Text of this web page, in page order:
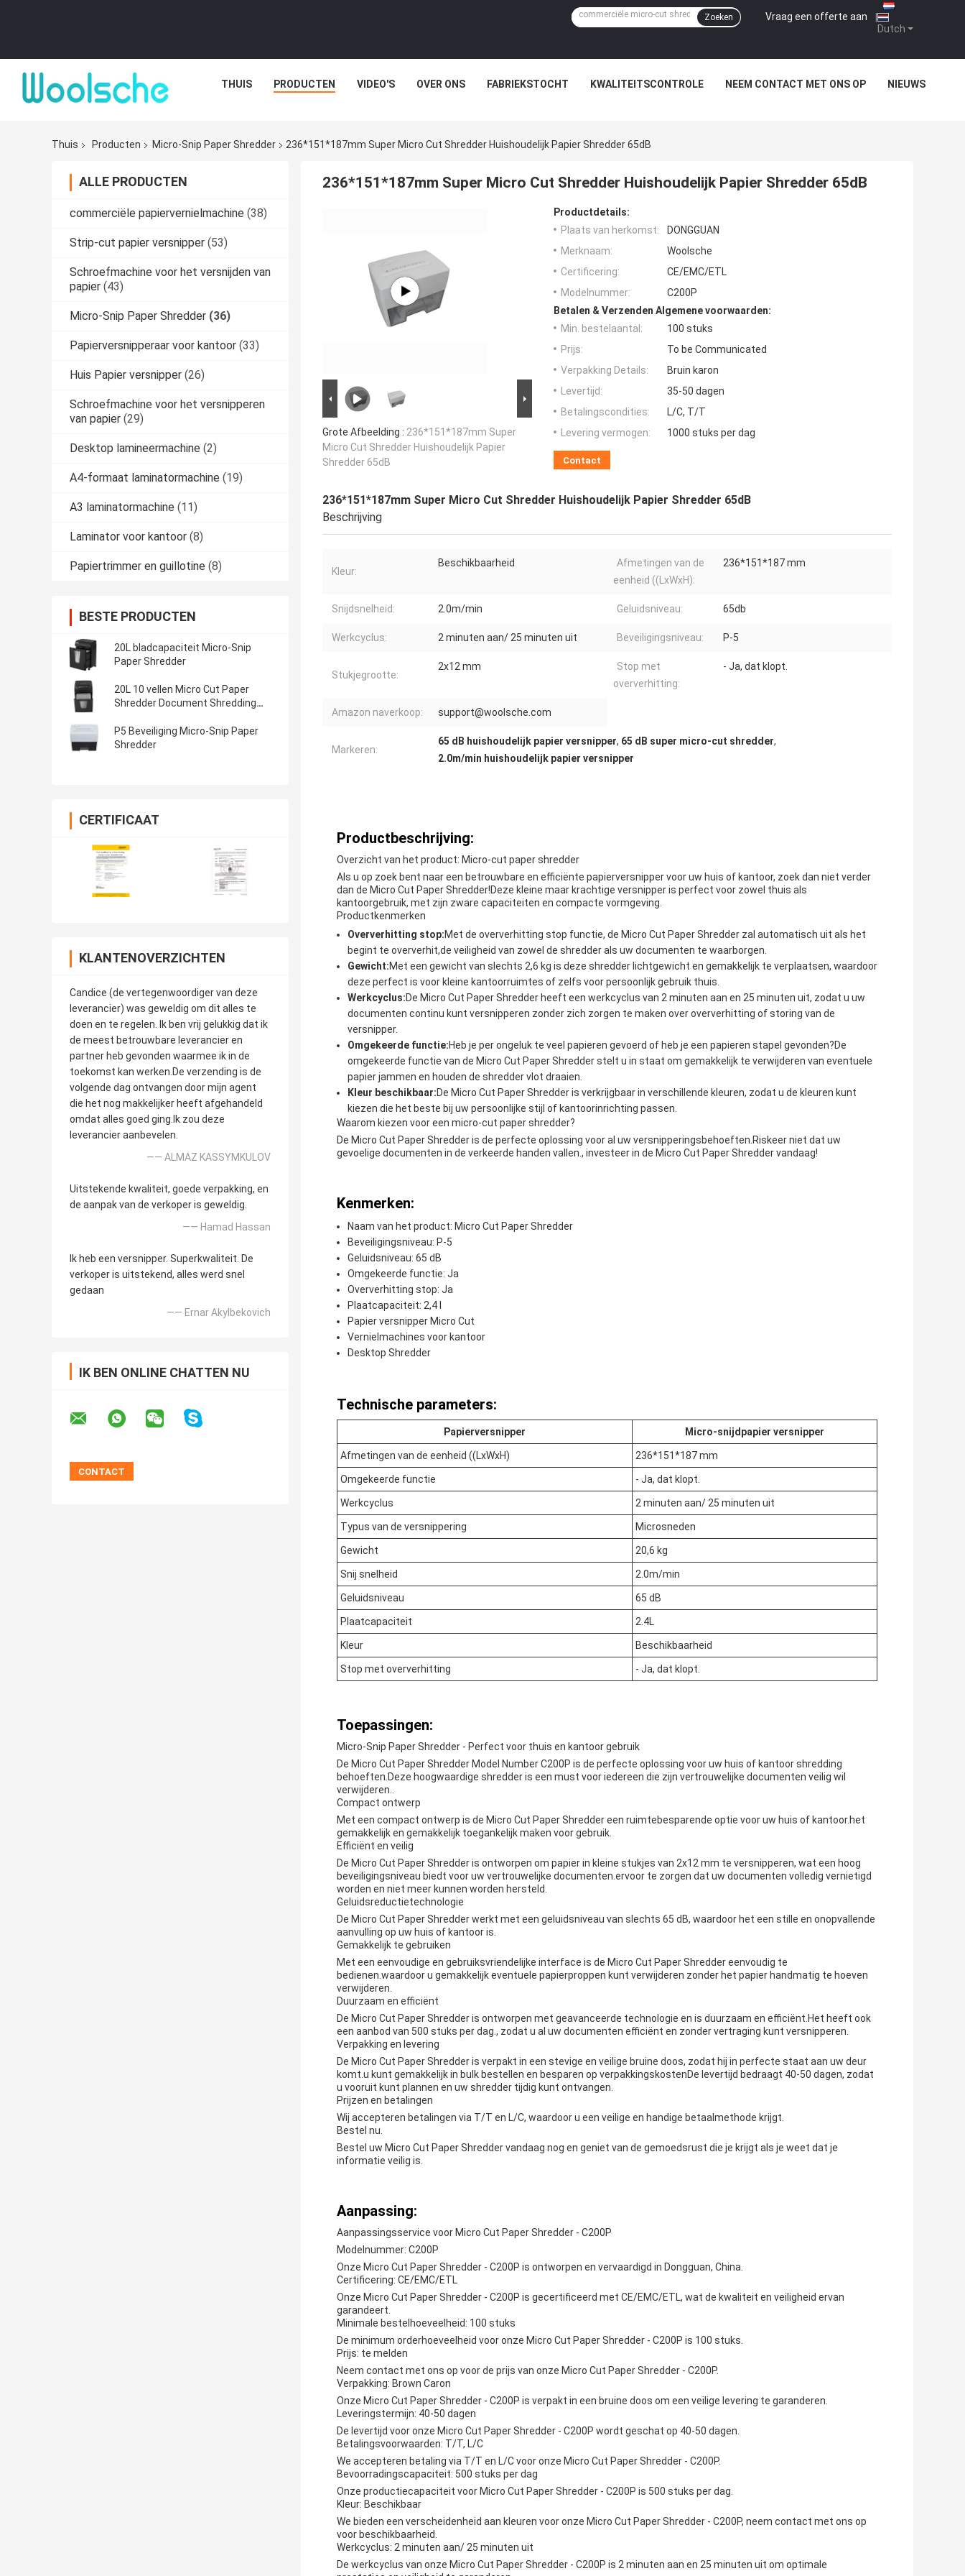
Dutch
Vraag een offerte aan |
Zoeken
THUIS PRODUCTEN VIDEO'S OVER ONS FABRIEKSTOCHT KWALITEITSCONTROLE NEEM CONTACT MET ONS OP NIEUWS
Thuis Producten Micro-Snip Paper Shredder 236*151*187mm Super Micro Cut Shredder Huishoudelijk Papier Shredder 65dB
ALLE PRODUCTEN
commerciële papiervernielmachine (38)
Strip-cut papier versnipper (53)
Schroefmachine voor het versnijden van
papier (43)
Micro-Snip Paper Shredder (36)
Papierversnipperaar voor kantoor (33)
Huis Papier versnipper (26)
Schroefmachine voor het versnipperen
van papier (29)
Desktop lamineermachine (2)
A4-formaat laminatormachine (19)
A3 laminatormachine (11)
Laminator voor kantoor (8)
Papiertrimmer en guillotine (8)
BESTE PRODUCTEN
20L bladcapaciteit Micro-Snip
Paper Shredder
20L 10 vellen Micro Cut Paper
Shredder Document Shredding
C261P-10
P5 Beveiliging Micro-Snip Paper
Shredder
CERTIFICAAT
KLANTENOVERZICHTEN
Candice (de vertegenwoordiger van deze
leverancier) was geweldig om dit alles te
doen en te regelen. Ik ben vrij gelukkig dat ik
de meest betrouwbare leverancier en
partner heb gevonden waarmee ik in de
toekomst kan werken.De verzending is de
volgende dag ontvangen door mijn agent
die het nog makkelijker heeft afgehandeld
omdat alles goed ging.Ik zou deze
leverancier aanbevelen.
—— ALMAZ KASSYMKULOV
Uitstekende kwaliteit, goede verpakking, en
de aanpak van de verkoper is geweldig.
—— Hamad Hassan
Ik heb een versnipper. Superkwaliteit. De
verkoper is uitstekend, alles werd snel
gedaan
—— Ernar Akylbekovich
IK BEN ONLINE CHATTEN NU
236*151*187mm Super Micro Cut Shredder Huishoudelijk Papier Shredder 65dB
Grote Afbeelding : 236*151*187mm Super
Micro Cut Shredder Huishoudelijk Papier
Shredder 65dB
Productdetails:
Plaats van herkomst:
DONGGUAN
Merknaam:
Woolsche
Certificering:
CE/EMC/ETL
Modelnummer:
C200P
Betalen & Verzenden Algemene voorwaarden:
Min. bestelaantal:
100 stuks
Prijs:
To be Communicated
Verpakking Details:
Bruin karon
Levertijd:
35-50 dagen
Betalingscondities:
L/C, T/T
Levering vermogen:
1000 stuks per dag
Contact
236*151*187mm Super Micro Cut Shredder Huishoudelijk Papier Shredder 65dB
Beschrijving
Kleur:
Beschikbaarheid
Afmetingen van de
eenheid ((LxWxH):
236*151*187 mm
Snijdsnelheid: 2.0m/min Geluidsniveau: 65db
Werkcyclus: 2 minuten aan/ 25 minuten uit Beveiligingsniveau: P-5
Stukjegrootte:
2x12 mm
Stop met
oververhitting:
- Ja, dat klopt.
Amazon naverkoop: support@woolsche.com
Markeren:
65 dB huishoudelijk papier versnipper, 65 dB super micro-cut shredder,
2.0m/min huishoudelijk papier versnipper
Productbeschrijving:
Overzicht van het product: Micro-cut paper shredder
Als u op zoek bent naar een betrouwbare en efficiënte papierversnipper voor uw huis of kantoor, zoek dan niet verder
dan de Micro Cut Paper Shredder!Deze kleine maar krachtige versnipper is perfect voor zowel thuis als
kantoorgebruik, met zijn zware capaciteiten en compacte vormgeving.
Productkenmerken
Oververhitting stop:Met de oververhitting stop functie, de Micro Cut Paper Shredder zal automatisch uit als het
begint te oververhit,de veiligheid van zowel de shredder als uw documenten te waarborgen.
Gewicht:Met een gewicht van slechts 2,6 kg is deze shredder lichtgewicht en gemakkelijk te verplaatsen, waardoor
deze perfect is voor kleine kantoorruimtes of zelfs voor persoonlijk gebruik thuis.
Werkcyclus:De Micro Cut Paper Shredder heeft een werkcyclus van 2 minuten aan en 25 minuten uit, zodat u uw
documenten continu kunt versnipperen zonder zich zorgen te maken over oververhitting of storing van de
versnipper.
Omgekeerde functie:Heb je per ongeluk te veel papieren gevoerd of heb je een papieren stapel gevonden?De
omgekeerde functie van de Micro Cut Paper Shredder stelt u in staat om gemakkelijk te verwijderen van eventuele
papier jammen en houden de shredder vlot draaien.
Kleur beschikbaar:De Micro Cut Paper Shredder is verkrijgbaar in verschillende kleuren, zodat u de kleuren kunt
kiezen die het beste bij uw persoonlijke stijl of kantoorinrichting passen.
Waarom kiezen voor een micro-cut paper shredder?
De Micro Cut Paper Shredder is de perfecte oplossing voor al uw versnipperingsbehoeften.Riskeer niet dat uw
gevoelige documenten in de verkeerde handen vallen., investeer in de Micro Cut Paper Shredder vandaag!
Kenmerken:
Naam van het product: Micro Cut Paper Shredder
Beveiligingsniveau: P-5
Geluidsniveau: 65 dB
Omgekeerde functie: Ja
Oververhitting stop: Ja
Plaatcapaciteit: 2,4 l
Papier versnipper Micro Cut
Vernielmachines voor kantoor
Desktop Shredder
Technische parameters:
Papierversnipper Micro-snijdpapier versnipper
Afmetingen van de eenheid ((LxWxH) 236*151*187 mm
Omgekeerde functie - Ja, dat klopt.
Werkcyclus 2 minuten aan/ 25 minuten uit
Typus van de versnippering Microsneden
Gewicht 20,6 kg
Snij snelheid 2.0m/min
Geluidsniveau 65 dB
Plaatcapaciteit 2.4L
Kleur Beschikbaarheid
Stop met oververhitting - Ja, dat klopt.
Toepassingen:
Micro-Snip Paper Shredder - Perfect voor thuis en kantoor gebruik
De Micro Cut Paper Shredder Model Number C200P is de perfecte oplossing voor uw huis of kantoor shredding
behoeften.Deze hoogwaardige shredder is een must voor iedereen die zijn vertrouwelijke documenten veilig wil
verwijderen..
Compact ontwerp
Met een compact ontwerp is de Micro Cut Paper Shredder een ruimtebesparende optie voor uw huis of kantoor.het
gemakkelijk en gemakkelijk toegankelijk maken voor gebruik.
Efficiënt en veilig
De Micro Cut Paper Shredder is ontworpen om papier in kleine stukjes van 2x12 mm te versnipperen, wat een hoog
beveiligingsniveau biedt voor uw vertrouwelijke documenten.ervoor te zorgen dat uw documenten volledig vernietigd
worden en niet meer kunnen worden hersteld.
Geluidsreductietechnologie
De Micro Cut Paper Shredder werkt met een geluidsniveau van slechts 65 dB, waardoor het een stille en onopvallende
aanvulling op uw huis of kantoor is.
Gemakkelijk te gebruiken
Met een eenvoudige en gebruiksvriendelijke interface is de Micro Cut Paper Shredder eenvoudig te
bedienen.waardoor u gemakkelijk eventuele papierproppen kunt verwijderen zonder het papier handmatig te hoeven
verwijderen.
Duurzaam en efficiënt
De Micro Cut Paper Shredder is ontworpen met geavanceerde technologie en is duurzaam en efficiënt.Het heeft ook
een aanbod van 500 stuks per dag., zodat u al uw documenten efficiënt en zonder vertraging kunt versnipperen.
Verpakking en levering
De Micro Cut Paper Shredder is verpakt in een stevige en veilige bruine doos, zodat hij in perfecte staat aan uw deur
komt.u kunt gemakkelijk in bulk bestellen en besparen op verpakkingskostenDe levertijd bedraagt 40-50 dagen, zodat
u vooruit kunt plannen en uw shredder tijdig kunt ontvangen.
Prijzen en betalingen
Wij accepteren betalingen via T/T en L/C, waardoor u een veilige en handige betaalmethode krijgt.
Bestel nu.
Bestel uw Micro Cut Paper Shredder vandaag nog en geniet van de gemoedsrust die je krijgt als je weet dat je
informatie veilig is.
Aanpassing:
Aanpassingsservice voor Micro Cut Paper Shredder - C200P
Modelnummer: C200P
Onze Micro Cut Paper Shredder - C200P is ontworpen en vervaardigd in Dongguan, China.
Certificering: CE/EMC/ETL
Onze Micro Cut Paper Shredder - C200P is gecertificeerd met CE/EMC/ETL, wat de kwaliteit en veiligheid ervan
garandeert.
Minimale bestelhoeveelheid: 100 stuks
De minimum orderhoeveelheid voor onze Micro Cut Paper Shredder - C200P is 100 stuks.
Prijs: te melden
Neem contact met ons op voor de prijs van onze Micro Cut Paper Shredder - C200P.
Verpakking: Brown Caron
Onze Micro Cut Paper Shredder - C200P is verpakt in een bruine doos om een veilige levering te garanderen.
Leveringstermijn: 40-50 dagen
De levertijd voor onze Micro Cut Paper Shredder - C200P wordt geschat op 40-50 dagen.
Betalingsvoorwaarden: T/T, L/C
We accepteren betaling via T/T en L/C voor onze Micro Cut Paper Shredder - C200P.
Bevoorradingscapaciteit: 500 stuks per dag
Onze productiecapaciteit voor Micro Cut Paper Shredder - C200P is 500 stuks per dag.
Kleur: Beschikbaar
We bieden een verscheidenheid aan kleuren voor onze Micro Cut Paper Shredder - C200P, neem contact met ons op
voor beschikbaarheid.
Werkcyclus: 2 minuten aan/ 25 minuten uit
De werkcyclus van onze Micro Cut Paper Shredder - C200P is 2 minuten aan en 25 minuten uit om optimale